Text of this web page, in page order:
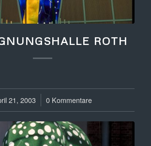
ROTH
21, 2003
/ 0 Kommentare